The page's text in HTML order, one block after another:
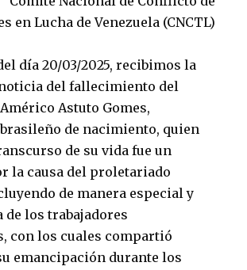
en Lucha de Venezuela (CNCTL)
día 20/03/2025, recibimos la
del fallecimiento del
Astuto Gomes,
de nacimiento, quien
de su vida fue un
la causa del proletariado
de manera especial y
los trabajadores
con los cuales compartió
emancipación durante los